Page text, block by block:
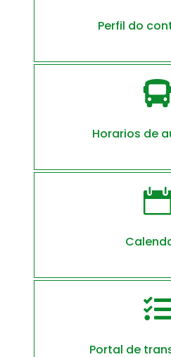
Perfil do

Horarios de


Portal de